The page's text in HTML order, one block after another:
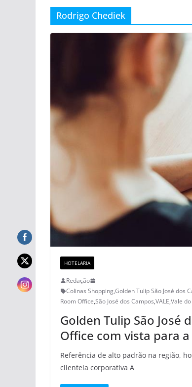
Rodrigo Chediek
HOTELARIA
Redação
Colinas Shopping,Golden Tulip São José dos
Room Office,São José dos Campos,VALE,Vale
Golden Tulip São José
Office com vista para
Referência de alto padrão na região,
clientela corporativa A